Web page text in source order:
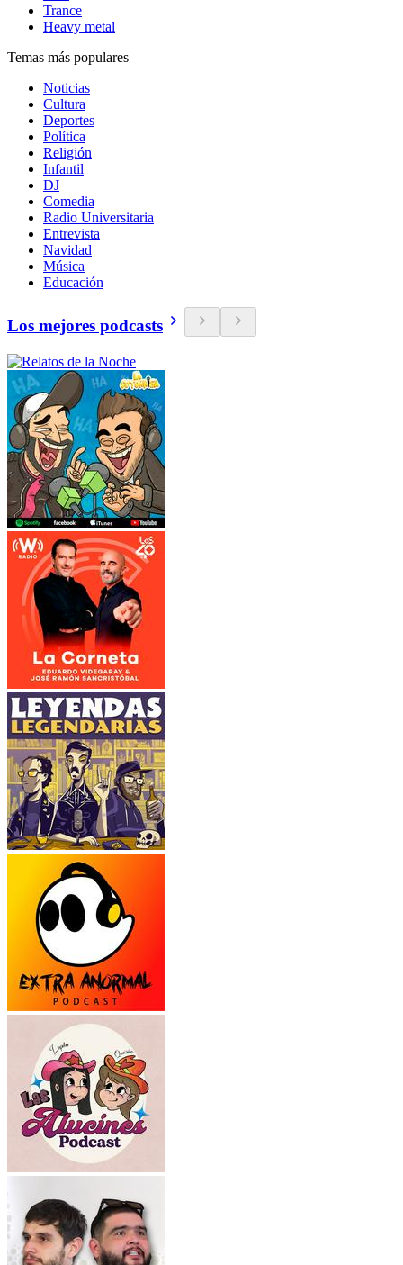
Trance
Heavy metal
Temas más populares
Noticias
Cultura
Deportes
Política
Religión
Infantil
DJ
Comedia
Radio Universitaria
Entrevista
Navidad
Música
Educación
Los mejores podcasts